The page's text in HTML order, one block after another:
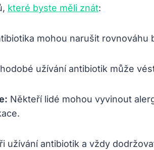
které byste měli znát:
mohou narušit
užívání antibiotik může
Někteří lidé mohou vyvinout
užívání antibiotik a vždy